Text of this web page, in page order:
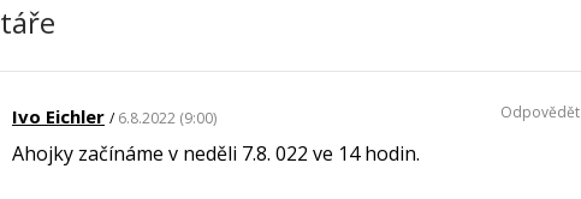
Ivo Eichler 6.8.2022 (9:00)
Ahojky začínáme v neděli 7.8. 022 ve 14 hodin.
Odpovědět